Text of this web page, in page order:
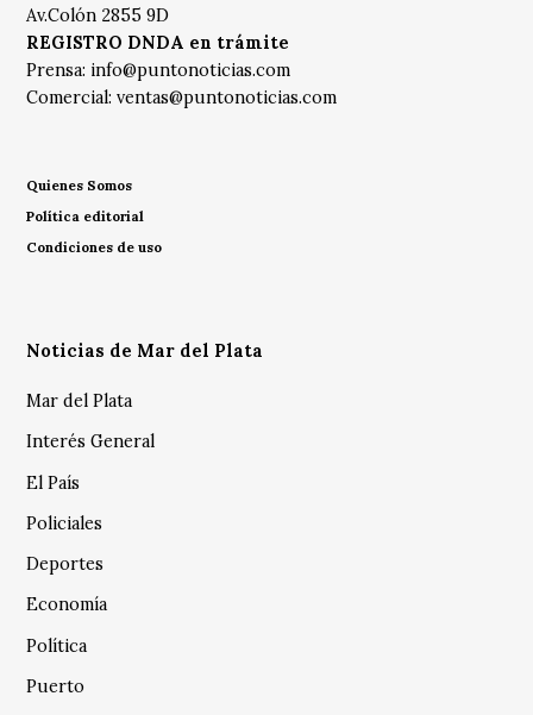
Av.Colón 2855 9D
REGISTRO DNDA en trámite
Prensa: info@puntonoticias.com
Comercial:ventas@puntonoticias.com
Quienes Somos
Política editorial
Condiciones de uso
Noticias de Mar del Plata
Mar del Plata
Interés General
El País
Policiales
Deportes
Economía
Política
Puerto